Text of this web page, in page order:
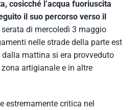
cosicché l’acqua fuoriuscita
il suo percorso verso il
serata di mercoledì 3 maggio
nelle strade della parte est
mattina si era provveduto
artigianale e in altre
estremamente critica nel